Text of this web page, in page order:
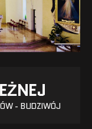
- BUDZIWÓJ